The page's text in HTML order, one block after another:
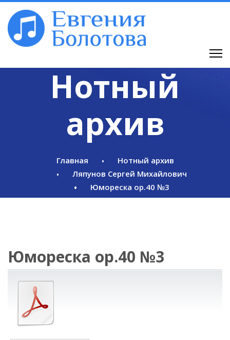
Нотный
архив
Главная
Нотный архив
Ляпунов Сергей Михайлович
Юмореска op.40 №3
Юмореска op.40 №3